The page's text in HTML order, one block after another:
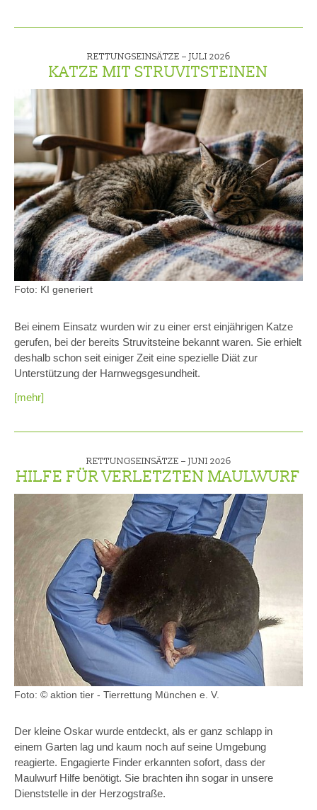
RETTUNGSEINSÄTZE – JULI 2026
KATZE MIT STRUVITSTEINEN
Foto: KI generiert
Bei einem Einsatz wurden wir zu einer erst einjährigen Katze
gerufen, bei der bereits Struvitsteine bekannt waren. Sie erhielt
deshalb schon seit einiger Zeit eine spezielle Diät zur
Unterstützung der Harnwegsgesundheit.
[mehr]
RETTUNGSEINSÄTZE – JUNI 2026
HILFE FÜR VERLETZTEN MAULWURF
Foto: © aktion tier - Tierrettung München e. V.
Der kleine Oskar wurde entdeckt, als er ganz schlapp in
einem Garten lag und kaum noch auf seine Umgebung
reagierte. Engagierte Finder erkannten sofort, dass der
Maulwurf Hilfe benötigt. Sie brachten ihn sogar in unsere
Dienststelle in der Herzogstraße.